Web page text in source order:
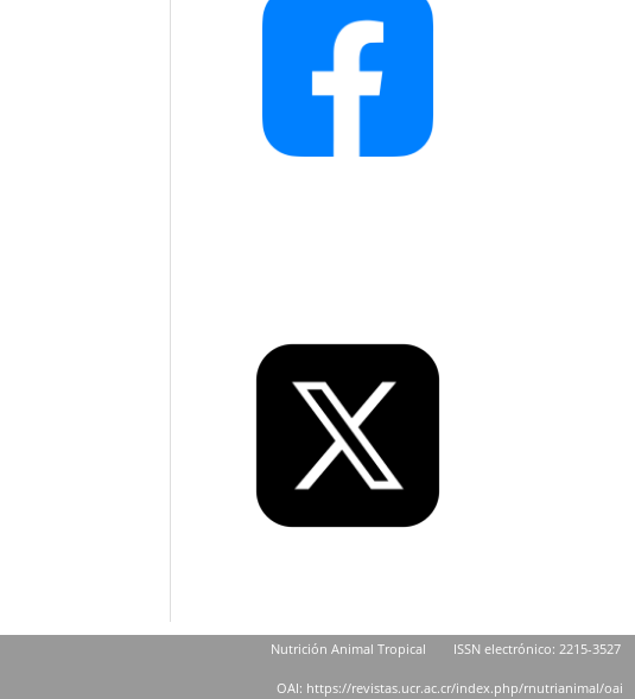
Nutrición Animal Tropical ISSN electrónico: 2215-3527
OAI: https://revistas.ucr.ac.cr/index.php/rnutrianimal/oai